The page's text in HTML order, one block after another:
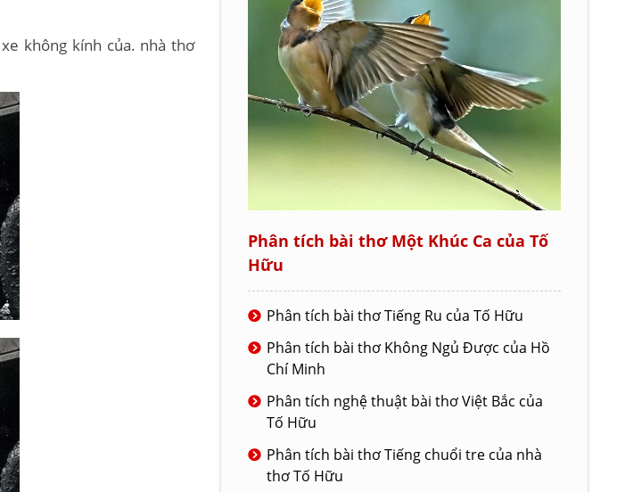
không kính của. nhà thơ
Phân tích bài thơ Một Khúc Ca của Tố
Hữu
Phân tích bài thơ Tiếng Ru của Tố Hữu
Phân tích bài thơ Không Ngủ Được của Hồ
Chí Minh
Phân tích nghệ thuật bài thơ Việt Bắc của
Tố Hữu
Phân tích bài thơ Tiếng chuổi tre của nhà
thơ Tố Hữu